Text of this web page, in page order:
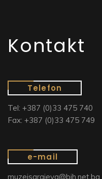
Kontakt
Telefon
Tel: +387 (0)33 475 740
Fax: +387 (0)33 475 749
e-mail
muzejsarajeva@bih.net.ba